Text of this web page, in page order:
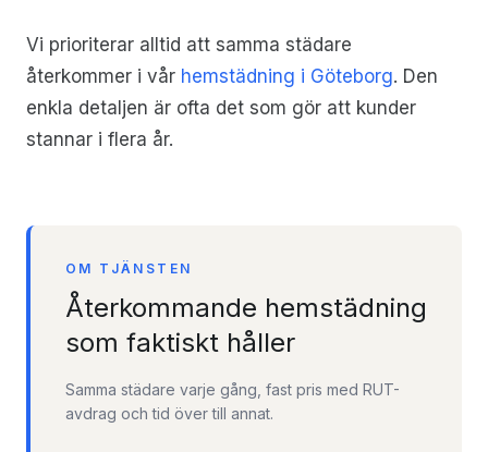
Vi prioriterar alltid att samma städare
återkommer i vår hemstädning i Göteborg. Den
enkla detaljen är ofta det som gör att kunder
stannar i flera år.
OM TJÄNSTEN
Återkommande hemstädning
som faktiskt håller
Samma städare varje gång, fast pris med RUT-
avdrag och tid över till annat.